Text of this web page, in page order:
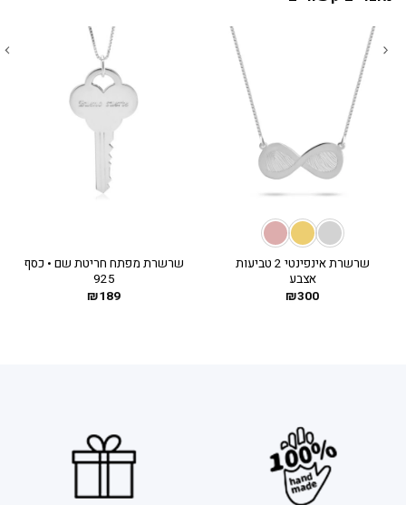
שרשרת אינפינטי 2 טביעות
אצבע
₪300
שרשרת מפתח חריטת שם • כסף
925
₪189